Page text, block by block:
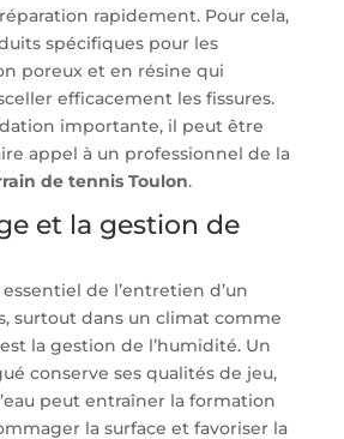
rapidement. Pour cela,
spécifiques pour les
poreux et en résine qui
efficacement les fissures.
importante, il peut être
appel à un professionnel de la
de tennis Toulon.
et la gestion de
de l’entretien d’un
surtout dans un climat comme
la gestion de l’humidité. Un
conserve ses qualités de jeu,
peut entraîner la formation
la surface et favoriser la